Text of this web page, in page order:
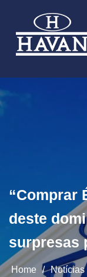
“Comprar
deste
surpresas
Home / Notícias